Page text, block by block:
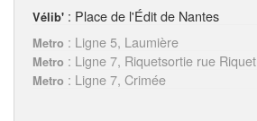
Vélib' : Place de l'Édit de Nantes
Metro : Ligne 5, Laumière
Metro : Ligne 7, Riquetsortie rue Riquet
Metro : Ligne 7, Crimée